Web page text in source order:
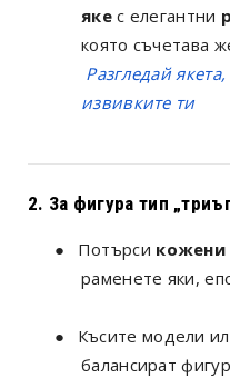
якес елегантни
която съчетава
Разгледай
извивките ти
2. За фигура тип
● Потърси кожени
раменете яки,
● Късите модели
балансират